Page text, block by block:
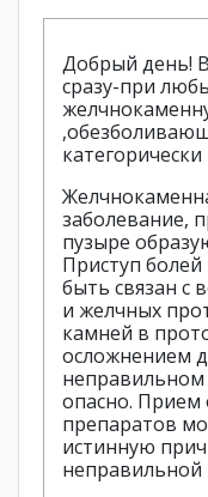
Добрый день!
сразу-при
категорически
заболевание,
пузыре
Приступ
быть связан с
и желчных
камней в
осложнением
неправильном
опасно.
препаратов
истинную
неправильной